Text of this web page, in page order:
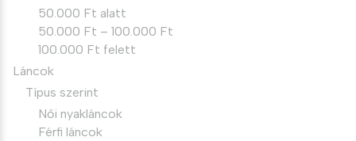
50.000 Ft alatt
50.000 Ft – 100.000 Ft
100.000 Ft felett
Láncok
Típus szerint
Női nyakláncok
Férfi láncok